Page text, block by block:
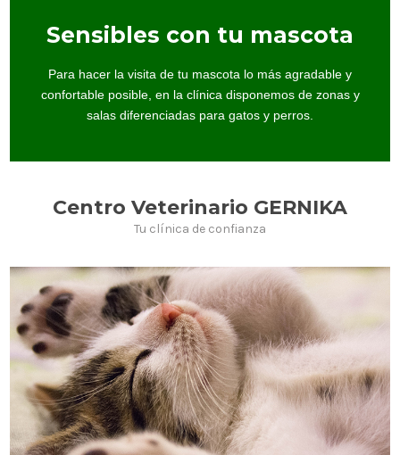
Sensibles con tu mascota
Para hacer la visita de tu mascota lo más agradable y
confortable posible, en la clínica disponemos de zonas y
salas diferenciadas para gatos y perros.
Centro Veterinario GERNIKA
Tu clínica de confianza